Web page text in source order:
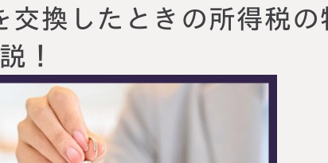
対策相談について 相続税試算について 料
名古屋事務所
〒450-0002
愛知県名古屋市中村区名駅三丁目28番12号
大名古屋ビルヂング25階
Access
はじめての方へ
相続ロードマップ
相続コラム
セミナー
交換したときの所得税の
！